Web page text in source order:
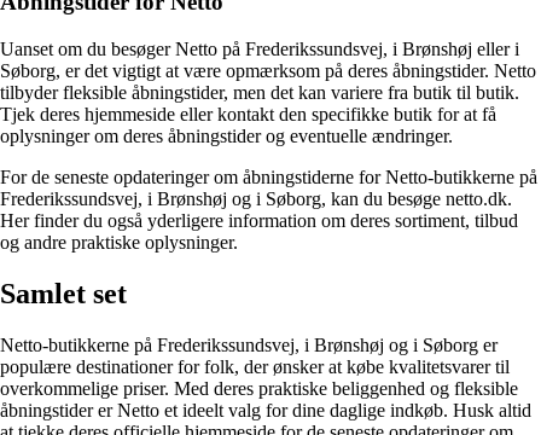
Uanset om du besøger Netto på Frederikssundsvej, i Brønshøj eller i
Søborg, er det vigtigt at være opmærksom på deres åbningstider. Netto
tilbyder fleksible åbningstider, men det kan variere fra butik til butik.
Tjek deres hjemmeside eller kontakt den specifikke butik for at få
oplysninger om deres åbningstider og eventuelle ændringer.
For de seneste opdateringer om åbningstiderne for Netto-butikkerne på
Frederikssundsvej, i Brønshøj og i Søborg, kan du besøge netto.dk.
Her finder du også yderligere information om deres sortiment, tilbud
og andre praktiske oplysninger.
Samlet set
Netto-butikkerne på Frederikssundsvej, i Brønshøj og i Søborg er
populære destinationer for folk, der ønsker at købe kvalitetsvarer til
overkommelige priser. Med deres praktiske beliggenhed og fleksible
åbningstider er Netto et ideelt valg for dine daglige indkøb. Husk altid